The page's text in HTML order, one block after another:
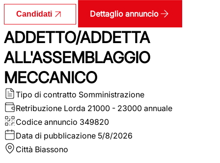
Candidati Dettaglio annuncio
ADDETTO/ADDETTA
ALL'ASSEMBLAGGIO
MECCANICO
Tipo di contratto Somministrazione
Retribuzione Lorda 21000 - 23000 annuale
Codice annuncio 349820
Data di pubblicazione 5/8/2026
Città Biassono